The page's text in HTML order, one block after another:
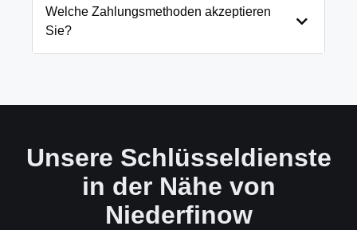
und öffnen Ihre Tür in 99% der Fälle
zerstörungsfrei. Nur in absoluten Ausnahmefällen,
Welche Zahlungsmethoden akzeptieren
Sie?
Unsere Schlüsseldienste
in der Nähe von
Niederfinow